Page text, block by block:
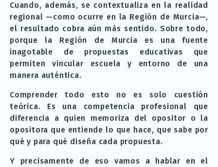
Cuando, además, se contextualiza en la realidad
regional —como ocurre en la Región de Murcia—,
el resultado cobra aún más sentido. Sobre todo,
porque la Región de Murcia es una fuente
inagotable de propuestas educativas que
permiten vincular escuela y entorno de una
manera auténtica.
Comprender todo esto no es solo cuestión
teórica. Es una competencia profesional que
diferencia a quien memoriza del opositor o la
opositora que entiende lo que hace, que sabe por
qué y para qué diseña cada propuesta.
Y precisamente de eso vamos a hablar en el